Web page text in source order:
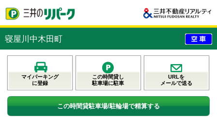
寝屋川中木田町
マイパーキング
に登録
この時間貸し
駐車場に駐車
URLを
メールで送る
この時間貸駐車場/駐輪場で精算する